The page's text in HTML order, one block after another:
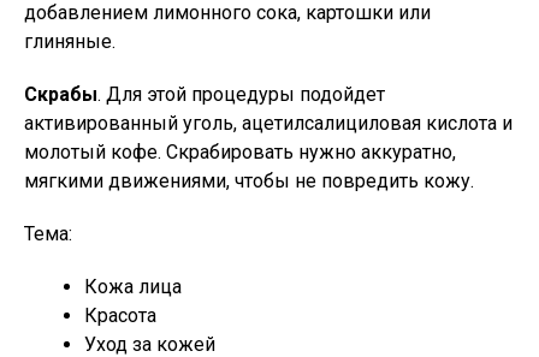
добавлением лимонного сока, картошки или
глиняные.
Скрабы. Для этой процедуры подойдет
активированный уголь, ацетилсалициловая кислота и
молотый кофе. Скрабировать нужно аккуратно,
мягкими движениями, чтобы не повредить кожу.
Тема:
Кожа лица
Красота
Уход за кожей